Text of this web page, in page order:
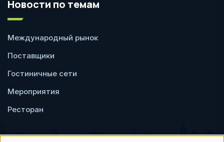
Новости по темам
Международный рынок
Поставщики
Гостиничные сети
Мероприятия
Ресторан